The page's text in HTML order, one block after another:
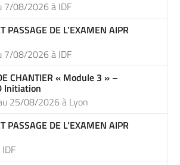
7/08/2026 à IDF
PASSAGE DE L’EXAMEN AIPR
7/08/2026 à IDF
CHANTIER « Module 3 » –
Initiation
25/08/2026 à Lyon
PASSAGE DE L’EXAMEN AIPR